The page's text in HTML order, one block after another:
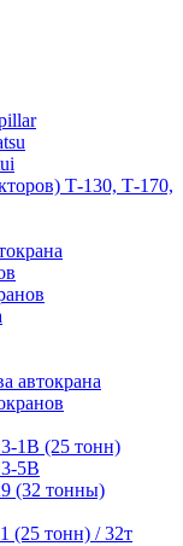
Т-130, Т-170,
автокрана
1В (25 тонн)
5В
(32 тонны)
(25 тонн) / 32т